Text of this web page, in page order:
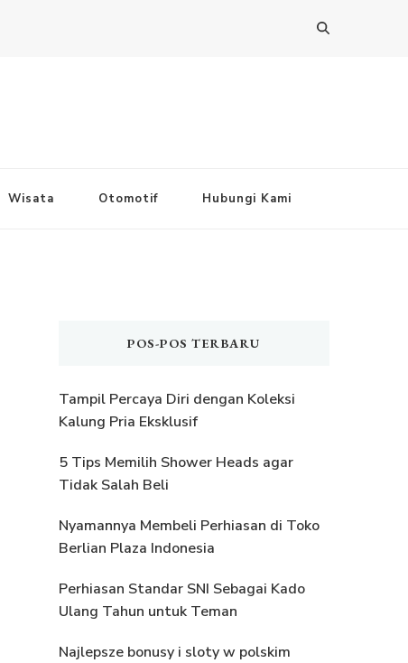
Wisata Otomotif Hubungi Kami
POS-POS TERBARU
Tampil Percaya Diri dengan Koleksi
Kalung Pria Eksklusif
5 Tips Memilih Shower Heads agar
Tidak Salah Beli
Nyamannya Membeli Perhiasan di Toko
Berlian Plaza Indonesia
Perhiasan Standar SNI Sebagai Kado
Ulang Tahun untuk Teman
Najlepsze bonusy i sloty w polskim